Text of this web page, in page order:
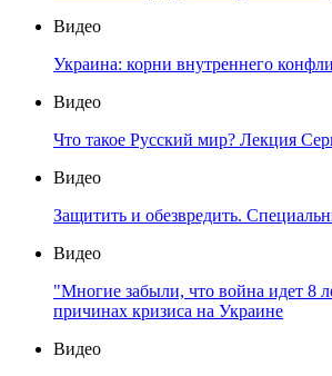
Видео
Украина: корни внутреннего
Видео
Что такое Русский мир? Лекция
Видео
Защитить и обезвредить.
Видео
"Многие забыли, что война идет 8
причинах кризиса на Украине
Видео